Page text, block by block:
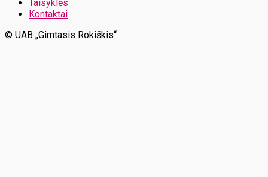
Taisyklės
Kontaktai
© UAB „Gimtasis Rokiškis“